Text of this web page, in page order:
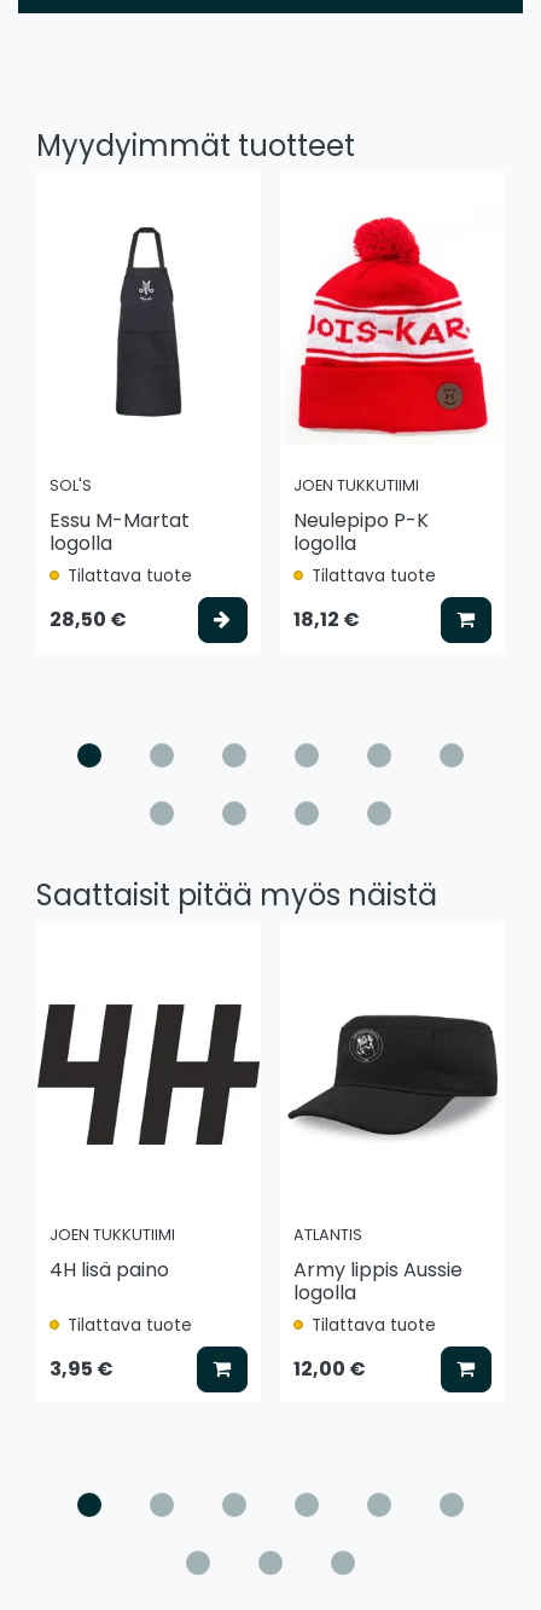
Myydyimmät tuotteet
SOL'S
Essu M-Martat
logolla
Tilattava tuote
28,50 € Valitse vaihtoehto
JOEN TUKKUTIIMI
Neulepipo P-K
logolla
Tilattava tuote
18,12 € Lisää
Saattaisit pitää myös näistä
JOEN TUKKUTIIMI
4H lisä paino
Tilattava tuote
3,95 € Lisää koriin
ATLANTIS
Army lippis Aussie
logolla
Tilattava tuote
12,00 € Lisää